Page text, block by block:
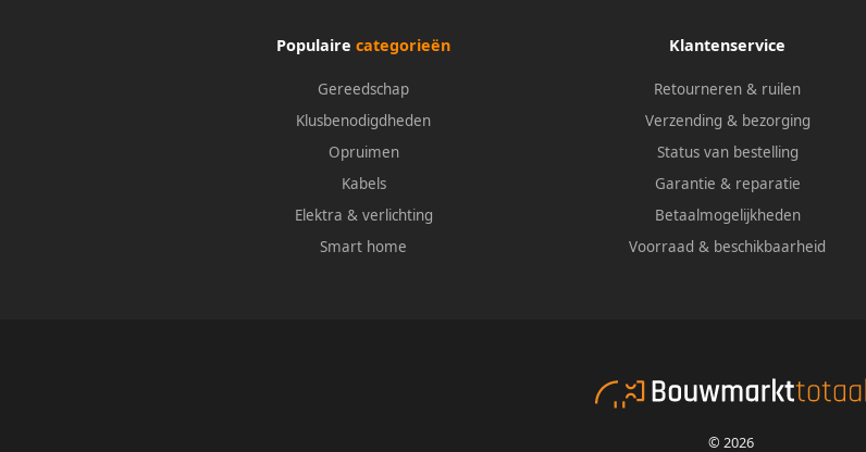
Populaire categorieën
Gereedschap
Klusbenodigdheden
Opruimen
Kabels
Elektra & verlichting
Smart home
Klantenservice
Retourneren & ruilen
Verzending & bezorging
Status van bestelling
Garantie & reparatie
Betaalmogelijkheden
Voorraad & beschikbaarheid
© 2026